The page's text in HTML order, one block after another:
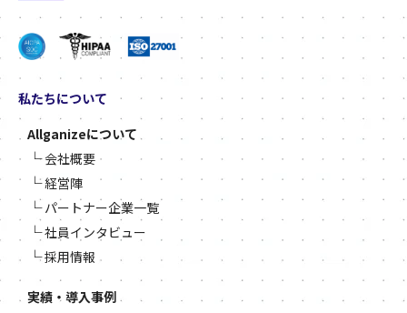
私たちについて
Allganizeについて
└ 会社概要
└経営陣
└ パートナー企業一覧
└社員インタビュー
└採用情報
実績・導入事例